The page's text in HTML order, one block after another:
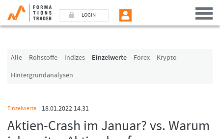
LOGIN
Alle Rohstoffe Indizes Einzelwerte Forex
Krypto
Hintergrundanalysen
Einzelwerte 18.01.2022 14:31
Aktien-Crash im Januar? vs. Warum
Benutzer (E-Mail-Adresse in Kleinschrift)
Angemeldet bleiben